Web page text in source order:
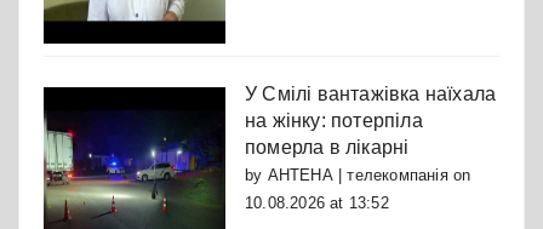
У Смілі вантажівка наїхала
на жінку: потерпіла
померла в лікарні
by АНТЕНА | телекомпаніяon
10.08.2026 at 13:52